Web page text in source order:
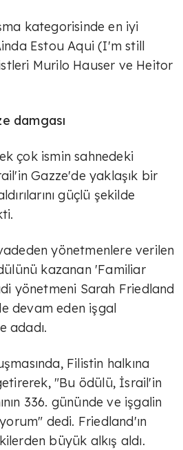
kategorisinde en iyi
Estou Aqui (I'm still
Murilo Hauser ve Heitor
damgası
çok ismin sahnedeki
Gazze'de yaklaşık bir
güçlü şekilde
yönetmenlere verilen
kazanan 'Familiar
yönetmeni Sarah Friedland
devam eden işgal
adadı.
Filistin halkına
"Bu ödülü, İsrail'in
336. gününde ve işgalin
dedi. Friedland'ın
büyük alkış aldı.